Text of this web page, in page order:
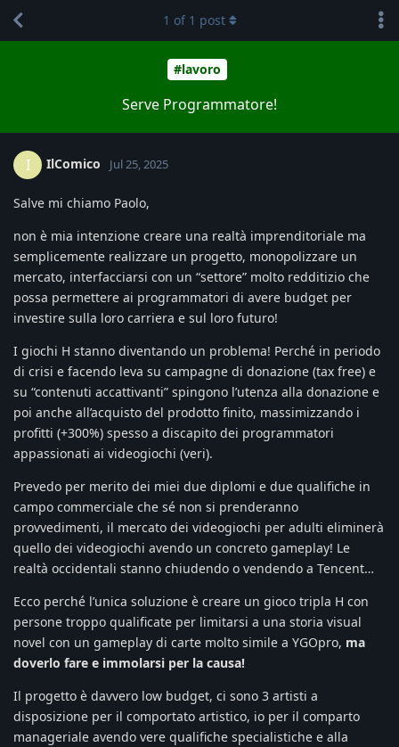
#lavoro
Serve Programmatore!
1 of 1 post
I IlComico Jul 25, 2025
Salve mi chiamo Paolo,
non è mia intenzione creare una realtà imprenditoriale ma
semplicemente realizzare un progetto, monopolizzare un
mercato, interfacciarsi con un “settore” molto redditizio che
possa permettere ai programmatori di avere budget per
investire sulla loro carriera e sul loro futuro!
I giochi H stanno diventando un problema! Perché in periodo
di crisi e facendo leva su campagne di donazione (tax free) e
su “contenuti accattivanti” spingono l’utenza alla donazione e
poi anche all’acquisto del prodotto finito, massimizzando i
profitti (+300%) spesso a discapito dei programmatori
appassionati ai videogiochi (veri).
Prevedo per merito dei miei due diplomi e due qualifiche in
campo commerciale che sé non si prenderanno
provvedimenti, il mercato dei videogiochi per adulti eliminerà
quello dei videogiochi avendo un concreto gameplay! Le
realtà occidentali stanno chiudendo o vendendo a Tencent…
Ecco perché l’unica soluzione è creare un gioco tripla H con
persone troppo qualificate per limitarsi a una storia visual
novel con un gameplay di carte molto simile a YGOpro, ma
doverlo fare e immolarsi per la causa!
Il progetto è davvero low budget, ci sono 3 artisti a
disposizione per il comportato artistico, io per il comparto
manageriale avendo vere qualifiche specialistiche e alla